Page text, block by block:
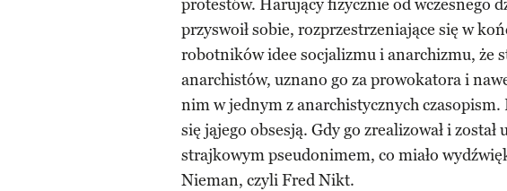
protestów. Harujący fizycznie od wczesnego
przyswoił sobie, rozprzestrzeniające się w
robotników idee socjalizmu i anarchizmu, że
anarchistów, uznano go za prowokatora i
nim w jednym z anarchistycznych czasopism.
się jąjego obsesją. Gdy go zrealizował i
strajkowym pseudonimem, co miało
Nieman, czyli Fred Nikt.